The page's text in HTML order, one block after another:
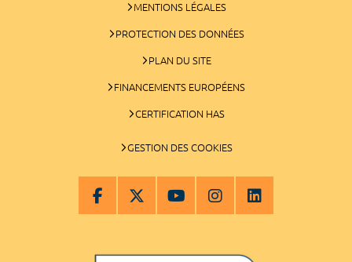
MENTIONS LÉGALES
PROTECTION DES DONNÉES
PLAN DU SITE
FINANCEMENTS EUROPÉENS
CERTIFICATION HAS
GESTION DES COOKIES